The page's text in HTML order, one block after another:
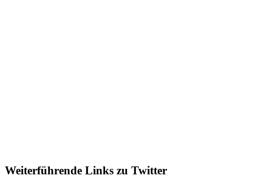
Weiterführende Links zu Twitter